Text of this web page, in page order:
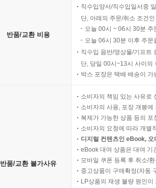
반품/교환 비용
직수입양서/직수입일서중
단, 아래의 주문/취소 조건
오늘 00시 ~ 06시 30분
오늘 06시 30분 이후 주
직수입 음반/영상물/기프트
단, 당일 00시~13시 사이의
박스 포장은 택배 배송이
반품/교환 불가사유
소비자의 책임 있는 사유로
소비자의 사용, 포장 개봉
복제가 가능한 상품 등의
소비자의 요청에 따라 개별
디지털 컨텐츠인 eBook,
eBook 대여 상품은 대여 기
모바일 쿠폰 등록 후 취소/
중고상품이 구매확정(자동
LP상품의 재생 불량 원인